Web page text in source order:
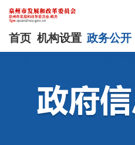
首页 机构设置 政务公开